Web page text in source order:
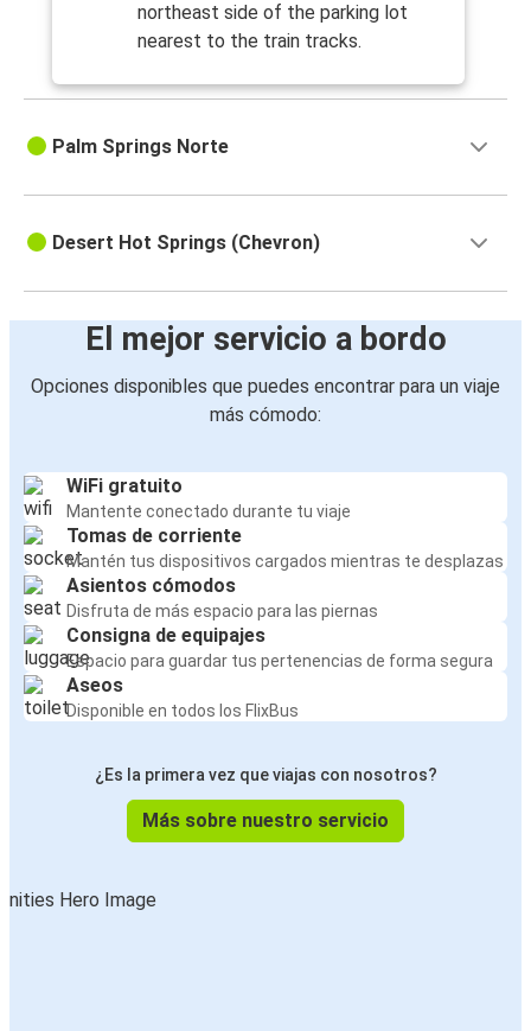
northeast side of the parking lot
nearest to the train tracks.
Palm Springs Norte
Desert Hot Springs (Chevron)
El mejor servicio a bordo
Opciones disponibles que puedes encontrar para un viaje
más cómodo:
WiFi gratuito
Mantente conectado durante tu viaje
Tomas de corriente
Mantén tus dispositivos cargados mientras te desplazas
Asientos cómodos
Disfruta de más espacio para las piernas
Consigna de equipajes
Espacio para guardar tus pertenencias de forma segura
Aseos
Disponible en todos los FlixBus
¿Es la primera vez que viajas con nosotros?
Más sobre nuestro servicio